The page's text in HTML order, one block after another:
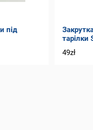
під
тарілки
49zł